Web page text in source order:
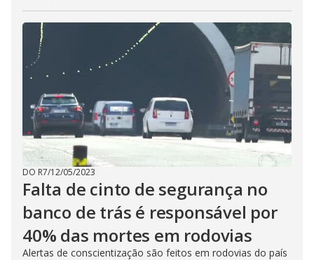
DO R7/12/05/2023
Falta de cinto de segurança no
banco de trás é responsável por
40% das mortes em rodovias
Alertas de conscientização são feitos em rodovias do país